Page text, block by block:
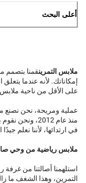
أعلى البحث
ملابس التمرينقمنا بتصمم
إمكاناتك. لأنه عندما يتعلق
على الأقل من ناحية ملابس
عملية ومريحة، نحن نصنع
منذ عام 2012،
في ارتدائها، لأننا نعلم
ملابس رياضية من وحي
استلهمنا أصالتنا من
التمرين، وهذا الشغف ما